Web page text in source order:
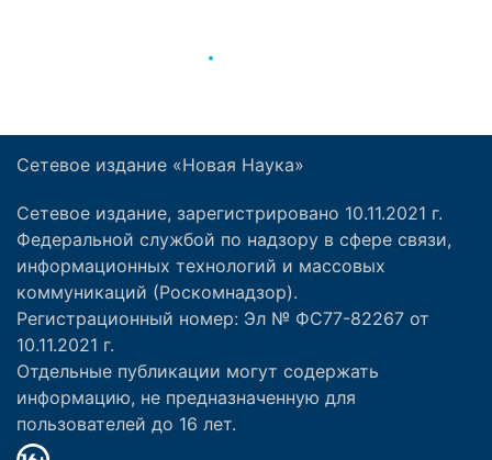
Сетевое издание «Новая Наука»
Сетевое издание, зарегистрировано 10.11.2021 г.
Федеральной службой по надзору в сфере связи,
информационных технологий и массовых
коммуникаций (Роскомнадзор).
Регистрационный номер: Эл № ФС77-82267 от
10.11.2021 г.
Отдельные публикации могут содержать
информацию, не предназначенную для
пользователей до 16 лет.